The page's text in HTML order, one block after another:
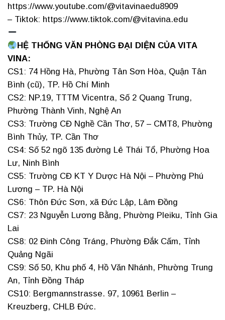
https://www.youtube.com/@vitavinaedu8909
– Tiktok: https://www.tiktok.com/@vitavina.edu
HỆ THỐNG VĂN PHÒNG ĐẠI DIỆN CỦA VITA
VINA:
CS1: 74 Hồng Hà, Phường Tân Sơn Hòa, Quận Tân
Bình (cũ), TP. Hồ Chí Minh
CS2: NP.19, TTTM Vicentra, Số 2 Quang Trung,
Phường Thành Vinh, Nghệ An
CS3: Trường CĐ Nghề Cần Thơ, 57 – CMT8, Phường
Bình Thủy, TP. Cần Thơ
CS4: Số 52 ngõ 135 đường Lê Thái Tổ, Phường Hoa
Lư, Ninh Bình
CS5: Trường CĐ KT Y Dược Hà Nội – Phường Phú
Lương – TP. Hà Nội
CS6: Thôn Đức Sơn, xã Đức Lập, Lâm Đồng
CS7: 23 Nguyễn Lương Bằng, Phường Pleiku, Tỉnh Gia
Lai
CS8: 02 Đinh Công Tráng, Phường Đắk Cấm, Tỉnh
Quảng Ngãi
CS9: Số 50, Khu phố 4, Hồ Văn Nhánh, Phường Trung
An, Tỉnh Đồng Tháp
CS10: Bergmannstrasse. 97, 10961 Berlin –
Kreuzberg, CHLB Đức.